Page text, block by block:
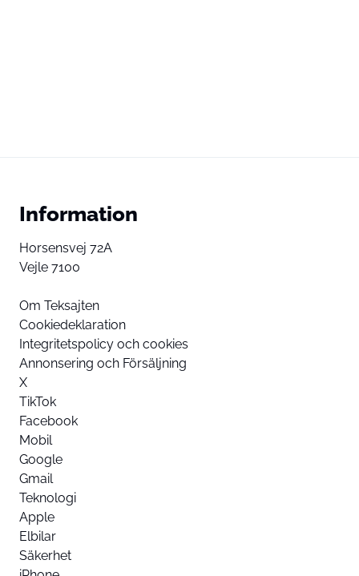
Information
Horsensvej 72A
Vejle 7100
Om Teksajten
Cookiedeklaration
Integritetspolicy och cookies
Annonsering och Försäljning
X
TikTok
Facebook
Mobil
Google
Gmail
Teknologi
Apple
Elbilar
Säkerhet